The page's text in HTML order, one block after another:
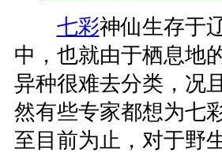
七彩神仙生存于
中，也就由于栖息地
异种很难去分类，况
然有些专家都想为七
至目前为止，对于野